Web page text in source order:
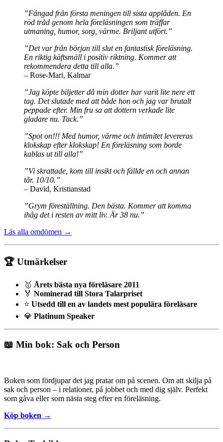
”Fångad från första meningen till sista applåden. En
röd tråd genom hela föreläsningen som träffar
utmaning, humor, sorg, värme. Briljant utfört.”
”Det var från början till slut en fantastisk föreläsning.
En riktig käftsmäll i positiv riktning. Kommer att
rekommendera detta till alla.”
– Rose-Mari, Kalmar
”Jag köpte biljetter då min dotter har varit lite nere ett
tag. Det slutade med att både hon och jag var brutalt
peppade efter. Min fru sa att dottern verkade lite
gladare nu. Tack.”
”Spot on!!! Med humor, värme och intimitet levereras
klokskap efter klokskap! En föreläsning som borde
kablas ut till alla!”
”Vi skrattade, kom till insikt och fällde en och annan
tår. 10/10.”
– David, Kristianstad
”Grym föreställning. Den bästa. Kommer att komma
ihåg det i resten av mitt liv. Är 38 nu.”
Läs alla omdömen →
🏆 Utmärkelser
🥇 Årets bästa nya föreläsare 2011
🏅 Nominerad till Stora Talarpriset
⭐ Utsedd till en av landets mest populära föreläsare
💎 Platinum Speaker
📖 Min bok: Sak och Person
Boken som fördjupar det jag pratar om på scenen. Om att skilja på
sak och person – i relationer, på jobbet och med dig själv. Perfekt
som gåva eller som nästa steg efter en föreläsning.
Köp boken →